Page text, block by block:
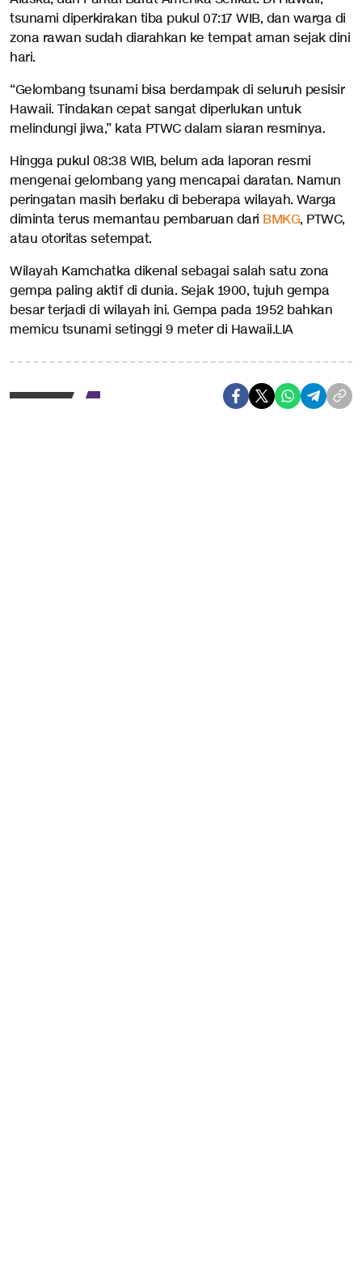
tsunami diperkirakan tiba pukul 07:17 WIB, dan warga di
zona rawan sudah diarahkan ke tempat aman sejak dini
hari.
“Gelombang tsunami bisa berdampak di seluruh pesisir
Hawaii. Tindakan cepat sangat diperlukan untuk
melindungi jiwa,” kata PTWC dalam siaran resminya.
Hingga pukul 08:38 WIB, belum ada laporan resmi
mengenai gelombang yang mencapai daratan. Namun
peringatan masih berlaku di beberapa wilayah. Warga
diminta terus memantau pembaruan dari BMKG, PTWC,
atau otoritas setempat.
Wilayah Kamchatka dikenal sebagai salah satu zona
gempa paling aktif di dunia. Sejak 1900, tujuh gempa
besar terjadi di wilayah ini. Gempa pada 1952 bahkan
memicu tsunami setinggi 9 meter di Hawaii.LIA